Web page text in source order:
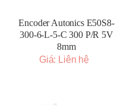
Encoder Autonics E50S8-
300-6-L-5-C 300 P/R 5V
8mm
Giá: Liên hệ